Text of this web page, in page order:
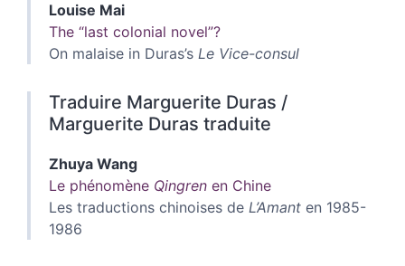
Louise Mai
The “last colonial novel”?
On malaise in Duras’s Le Vice-consul
Traduire Marguerite Duras /
Marguerite Duras traduite
Zhuya Wang
Le phénomène Qingren en Chine
Les traductions chinoises de L’Amant en 1985-
1986